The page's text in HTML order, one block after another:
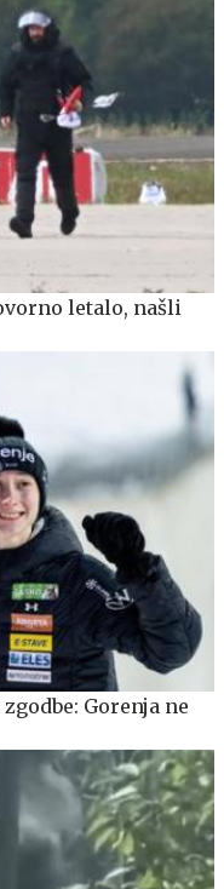
letalo, našli
Gorenja ne